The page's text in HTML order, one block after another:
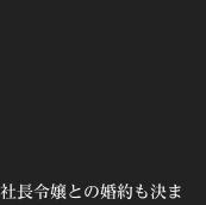
長令嬢との婚約も決ま